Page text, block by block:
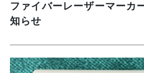
ファイバーレーザーマーカ
知らせ